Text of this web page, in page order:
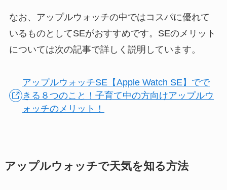
なお、アップルウォッチの中ではコスパに優れて
いるものとしてSEがおすすめです。SEのメリット
については次の記事で詳しく説明しています。
アップルウォッチSE【Apple Watch SE】でで
きる８つのこと！子育て中の方向けアップルウ
ォッチのメリット！
アップルウォッチで天気を知る方法